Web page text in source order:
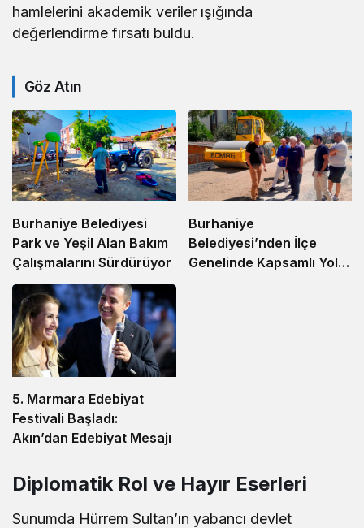
hamlelerini akademik veriler ışığında
değerlendirme fırsatı buldu.
Göz Atın
Burhaniye Belediyesi
Park ve Yeşil Alan Bakım
Çalışmalarını Sürdürüyor
Burhaniye
Belediyesi’nden İlçe
Genelinde Kapsamlı Yol
5. Marmara Edebiyat
Festivali Başladı:
Akın’dan Edebiyat Mesajı
Diplomatik Rol ve Hayır Eserleri
Sunumda Hürrem Sultan’ın yabancı devlet